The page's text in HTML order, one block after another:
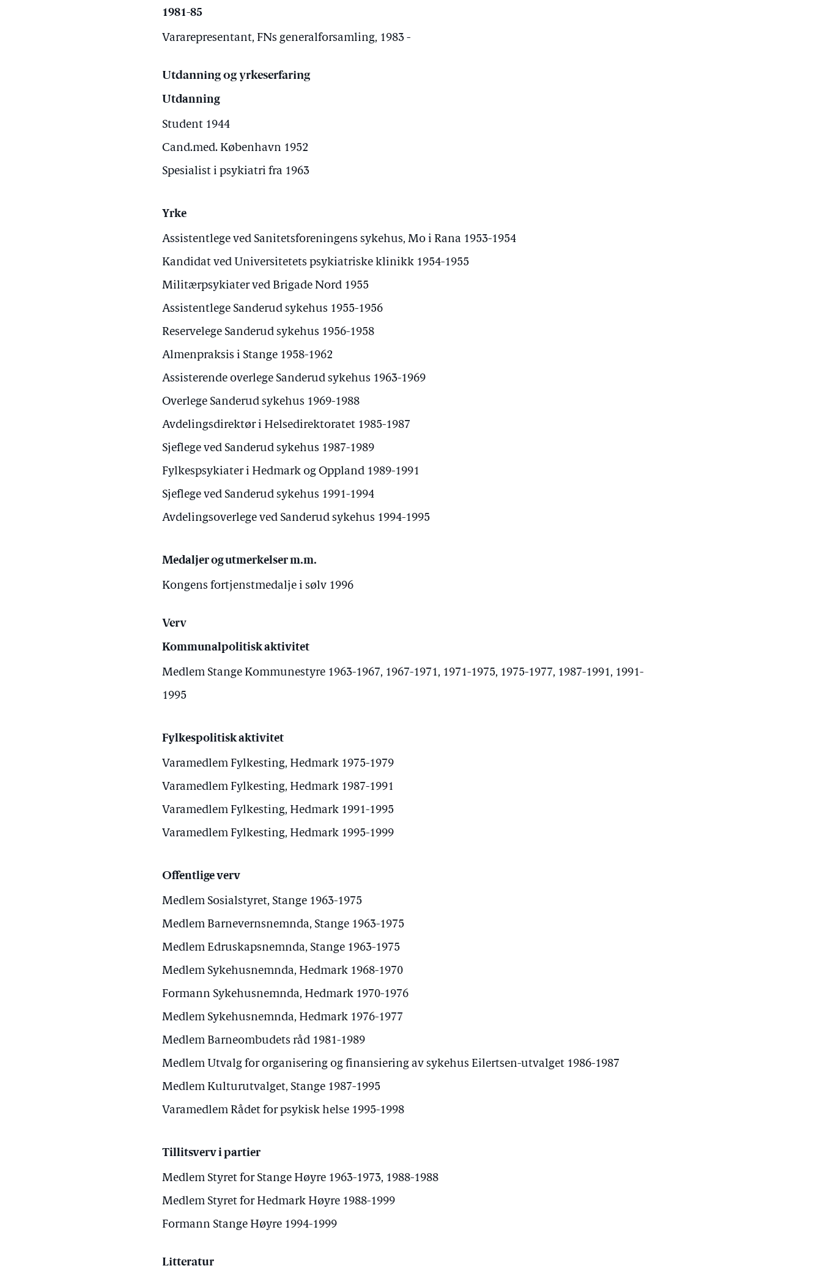
1981-85
Vararepresentant, FNs generalforsamling, 1983 -
Utdanning og yrkeserfaring
Utdanning
Student 1944
Cand.med. København 1952
Spesialist i psykiatri fra 1963
Yrke
Assistentlege ved Sanitetsforeningens sykehus, Mo i Rana 1953-1954
Kandidat ved Universitetets psykiatriske klinikk 1954-1955
Militærpsykiater ved Brigade Nord 1955
Assistentlege Sanderud sykehus 1955-1956
Reservelege Sanderud sykehus 1956-1958
Almenpraksis i Stange 1958-1962
Assisterende overlege Sanderud sykehus 1963-1969
Overlege Sanderud sykehus 1969-1988
Avdelingsdirektør i Helsedirektoratet 1985-1987
Sjeflege ved Sanderud sykehus 1987-1989
Fylkespsykiater i Hedmark og Oppland 1989-1991
Sjeflege ved Sanderud sykehus 1991-1994
Avdelingsoverlege ved Sanderud sykehus 1994-1995
Medaljer og utmerkelser m.m.
Kongens fortjenstmedalje i sølv 1996
Verv
Kommunalpolitisk aktivitet
Medlem Stange Kommunestyre 1963-1967, 1967-1971, 1971-1975, 1975-1977, 1987-1991, 1991-
1995
Fylkespolitisk aktivitet
Varamedlem Fylkesting, Hedmark 1975-1979
Varamedlem Fylkesting, Hedmark 1987-1991
Varamedlem Fylkesting, Hedmark 1991-1995
Varamedlem Fylkesting, Hedmark 1995-1999
Offentlige verv
Medlem Sosialstyret, Stange 1963-1975
Medlem Barnevernsnemnda, Stange 1963-1975
Medlem Edruskapsnemnda, Stange 1963-1975
Medlem Sykehusnemnda, Hedmark 1968-1970
Formann Sykehusnemnda, Hedmark 1970-1976
Medlem Sykehusnemnda, Hedmark 1976-1977
Medlem Barneombudets råd 1981-1989
Medlem Utvalg for organisering og finansiering av sykehus Eilertsen-utvalget 1986-1987
Medlem Kulturutvalget, Stange 1987-1995
Varamedlem Rådet for psykisk helse 1995-1998
Tillitsverv i partier
Medlem Styret for Stange Høyre 1963-1973, 1988-1988
Medlem Styret for Hedmark Høyre 1988-1999
Formann Stange Høyre 1994-1999
Litteratur